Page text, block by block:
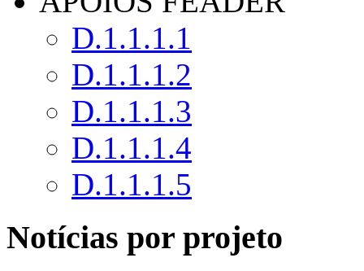
D.1.1.1.1
D.1.1.1.2
D.1.1.1.3
D.1.1.1.4
D.1.1.1.5
Notícias por projeto